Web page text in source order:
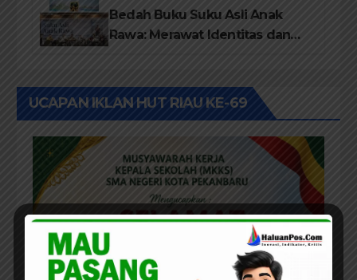
Bedah Buku Suku Asli Anak
Rawa: Merawat Identitas dan
UCAPAN IKLAN HUT RIAU KE-69